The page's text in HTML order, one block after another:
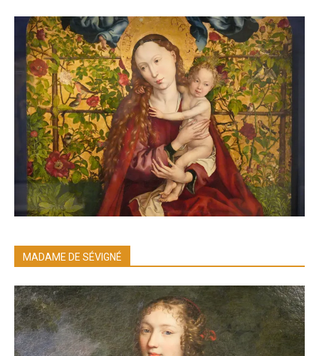
MADAME DE SÉVIGNÉ